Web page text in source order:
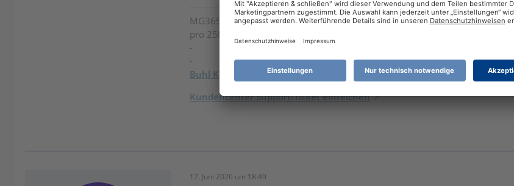
MG365 Steuer-Sparbuch (bis 2022) / Steuer 2026 Windows (Desktop) /
pro 25H2 / Intel U7 265K
-
-
Buhl Kundenkonto
Kundencenter Support-Ticket einreichen
17. Juni 2026 um 18:49